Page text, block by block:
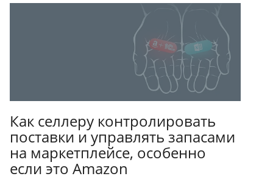
Как селлеру контролировать
поставки и управлять запасами
на маркетплейсе, особенно
если это Amazon